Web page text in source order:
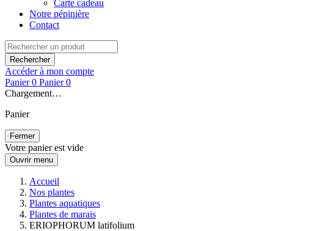
Carte cadeau
Notre pépinière
Contact
Rechercher
Accéder à mon compte
Panier 0 Panier 0
Chargement…
Panier
Fermer
Votre panier est vide
Ouvrir menu
Accueil
Nos plantes
Plantes aquatiques
Plantes de marais
ERIOPHORUM latifolium